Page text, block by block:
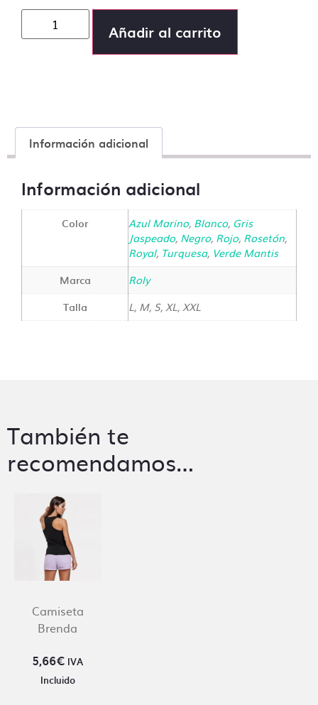
Añadir al carrito
Información adicional
Información adicional
Color Azul Marino, Blanco, Gris
Jaspeado, Negro, Rojo, Rosetón,
Royal, Turquesa, Verde Mantis
Marca
Roly
Talla
L, M, S, XL, XXL
También te
recomendamos…
Camiseta
Brenda
5,66€ IVA
Incluido